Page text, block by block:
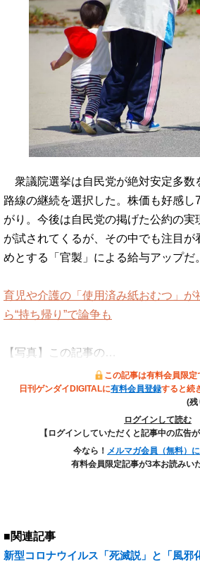
衆議院選挙は自民党が絶対安定多数
路線の継続を選択した。株価も好感し
がり。今後は自民党の掲げた公約の実
が試されてくるが、その中でも注目が
めとする「官製」による給与アップだ。
育児や介護の「使用済み紙おむつ」
ら“持ち帰り”で論争も
【写真】この記事の…
この記事は有料会員限定
日刊ゲンダイDIGITALに有料会員登録すると続
(残
ログインして読む
【ログインしていただくと記事中の広告
今なら！ メルマガ会員（無料）
有料会員限定記事が3本お読みい
■関連記事
新型コロナウイルス「死滅説」と「風邪